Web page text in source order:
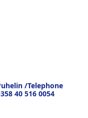
/Telephone
40 516 0054